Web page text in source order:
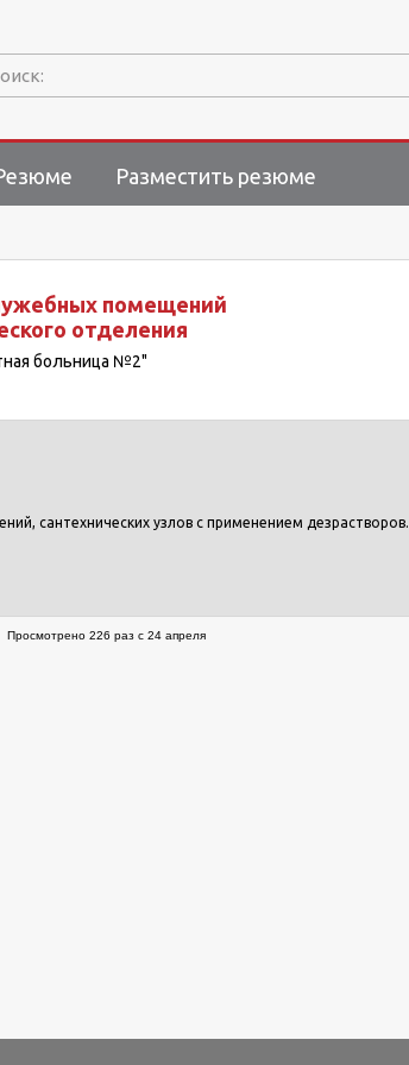
Разместить резюме
помещений
отделения
больница №2"
сантехнических узлов с применением дезрастворов.
Просмотрено 226 раз с 24 апреля